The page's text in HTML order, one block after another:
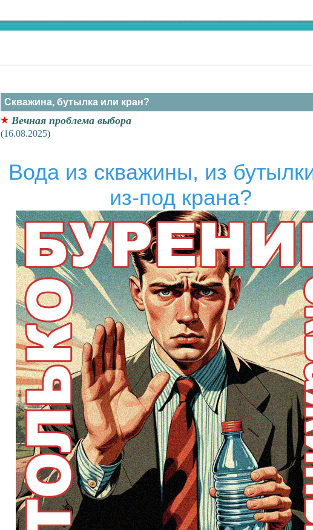
Скважина, бутылка или кран?
Вечная проблема выбора
(16.08.2025)
Вода из скважины, из
из-под крана?